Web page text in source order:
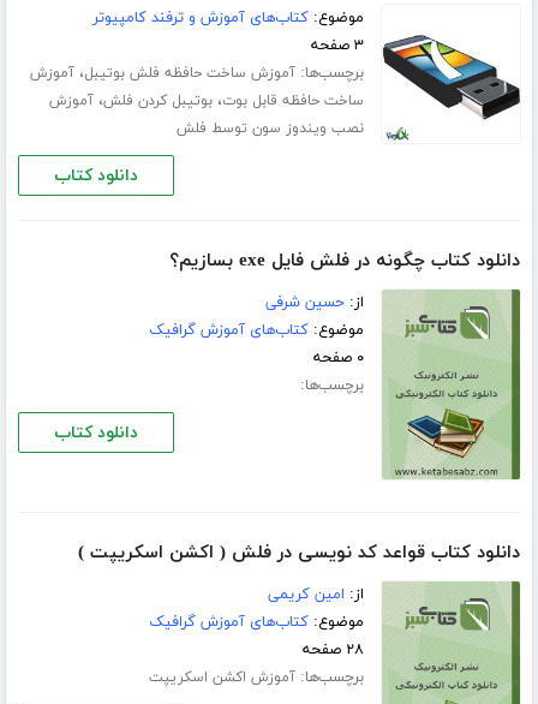
موضوع:کتاب‌های آموزش و ترفند کامپیوتر
۳ صفحه
برچسب‌ها:آموزش ساخت حافظه فلش بوتیبل،آموزش
ساخت حافظه قابل بوت،بوتیبل کردن فلش،آموزش
نصب ویندوز سون توسط فلش
دانلود کتاب
دانلود کتاب چگونه در فلش فایل exe بسازیم؟
از:حسین شرفی
موضوع:کتاب‌های آموزش گرافیک
۰ صفحه
برچسب‌ها:
دانلود کتاب
دانلود کتاب قواعد کد نویسی در فلش ( اکشن اسکریپت )
از: امین کریمی
موضوع:کتاب‌های آموزش گرافیک
۲۸ صفحه
برچسب‌ها:آموزش اکشن اسکریپت